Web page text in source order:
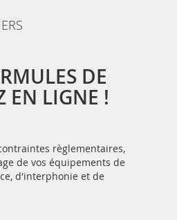
DE
EN LIGNE !
règlementaires,
de vos équipements de
d'interphonie et de